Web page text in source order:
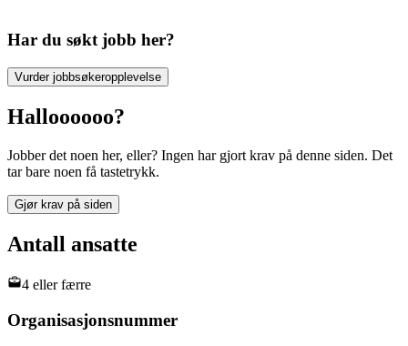
Har du søkt jobb her?
Vurder jobbsøkeropplevelse
Halloooooo?
Jobber det noen her, eller? Ingen har gjort krav på denne siden. Det
tar bare noen få tastetrykk.
Gjør krav på siden
Antall ansatte
4 eller færre
Organisasjonsnummer